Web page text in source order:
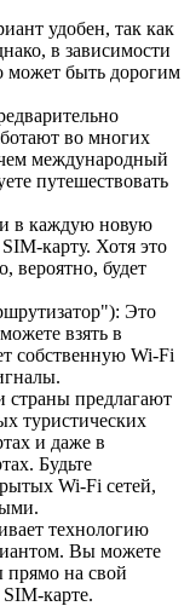
удобен, так как
в зависимости
может быть дорогим
во многих
международный
путешествовать
в каждую новую
карту. Хотя это
вероятно, будет
Это
взять в
собственную Wi-Fi
страны предлагают
туристических
и даже в
Будьте
Wi-Fi сетей,
технологию
Вы можете
прямо на свой
карте.